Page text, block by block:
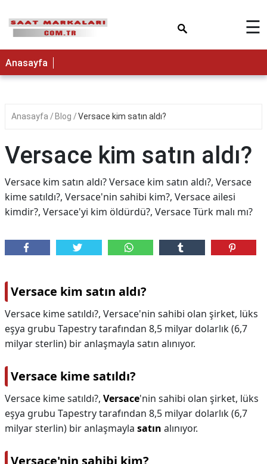
☰
Anasayfa
Anasayfa Blog Versace kim satın aldı?
Versace kim satın aldı?
Versace kim satın aldı? Versace kim satın aldı?, Versace
kime satıldı?, Versace'nin sahibi kim?, Versace ailesi
kimdir?, Versace'yi kim öldürdü?, Versace Türk malı mı?
Versace kim satın aldı?
Versace kime satıldı?, Versace'nin sahibi olan şirket, lüks
eşya grubu Tapestry tarafından 8,5 milyar dolarlık (6,7
milyar sterlin) bir anlaşmayla satın alınıyor.
Versace kime satıldı?
Versace kime satıldı?, Versace'nin sahibi olan şirket, lüks
eşya grubu Tapestry tarafından 8,5 milyar dolarlık (6,7
milyar sterlin) bir anlaşmayla satın alınıyor.
Versace'nin sahibi kim?